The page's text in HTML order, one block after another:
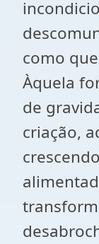
como
Àquela
de
criação,